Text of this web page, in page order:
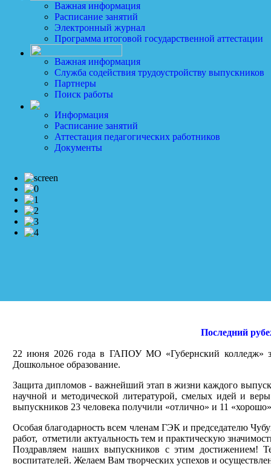
Важная информация
Расписание занятий
Электронный журнал
Программа итоговой государственной аттестации
Важная информация
Служба содействия трудоустройству выпускников
Партнеры
Поиск работы
Информация
Расписание занятий
Аттестация педагогических работников
Документы
Последний
22 июня 2026 года в ГАПОУ МО «Губернский колледж»
Дошкольное образование.
Защита дипломов - важнейший этап в жизни каждого
научной и методической литературой, смелых идей и
выпускников 23 человека получили «отлично» и 11
Особая благодарность всем членам ГЭК и председателю
работ, отметили актуальность тем и практическую
Поздравляем наших выпускников с этим достижением!
воспитателей. Желаем Вам творческих успехов и